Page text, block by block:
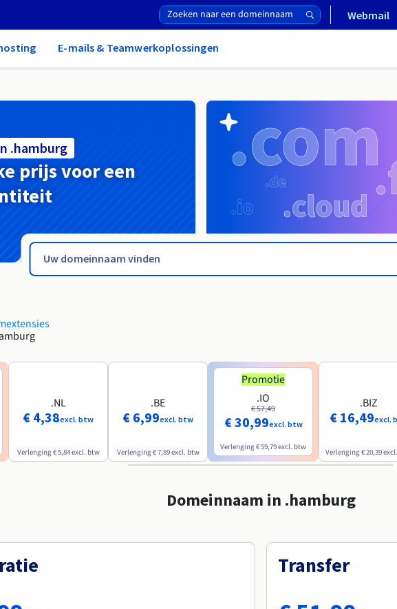
Webmail
E-mails & Teamwerkoplossingen
.hamburg
prijs voor een
.NL
€ 4,38excl. btw
Verlenging € 5,84excl. btw
.BE
€ 6,99excl. btw
Verlenging € 7,89excl. btw
Promotie
.IO
€ 57,49
€ 30,99excl. btw
Verlenging € 59,79excl. btw
.BIZ
€ 16,49excl.
Verlenging € 20,39
Domeinnaam in .hamburg
Transfer